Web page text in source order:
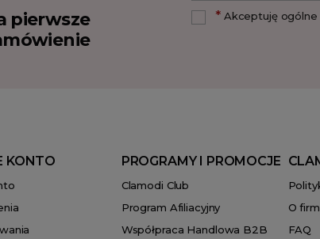
pierwsze
*Akceptuję ogólne
KONTO PROGRAMY I PROMOCJE
Clamodi Club
Program Afiliacyjny
Współpraca Handlowa B2B
O
FAQ